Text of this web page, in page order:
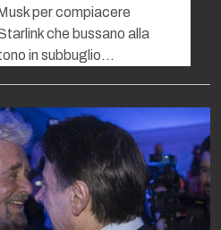
per compiacere
che bussano alla
in subbuglio…